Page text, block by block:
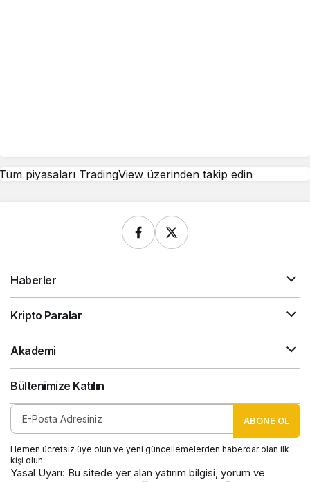
piyasaları TradingView üzerinden takip edin
Haberler
Kripto Paralar
Akademi
Bültenimize Katılın
ABONE OL
Hemen ücretsiz üye olun ve yeni güncellemelerden haberdar olan ilk
kişi olun.
Yasal Uyarı: Bu sitede yer alan yatırım bilgisi, yorum ve